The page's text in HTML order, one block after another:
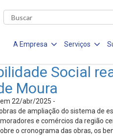
A Empresa Serviços
Social
Moura
em 22/abr/2025 -
de ampliação do sistema de
e comércios da região
o cronograma das obras, os